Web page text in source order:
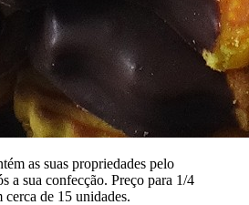
as suas propriedades pelo
a sua confecção. Preço para 1/4
de 15 unidades.